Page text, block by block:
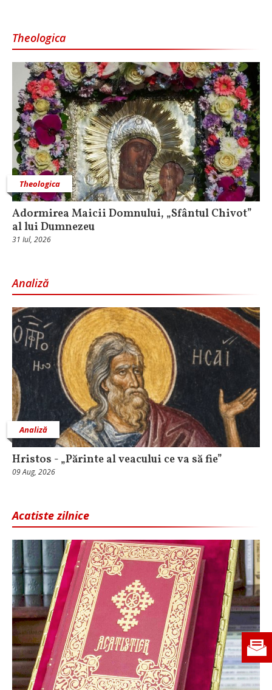
Theologica
Theologica
Adormirea Maicii Domnului, „Sfântul Chivot”
al lui Dumnezeu
31 Iul, 2026
Analiză
Analiză
Hristos - „Părinte al veacului ce va să fie”
09 Aug, 2026
Acatiste zilnice